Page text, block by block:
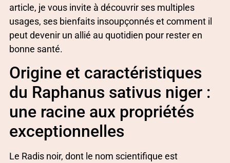
article, je vous invite à découvrir ses multiples
usages, ses bienfaits insoupçonnés et comment il
peut devenir un allié au quotidien pour rester en
bonne santé.
Origine et caractéristiques
du Raphanus sativus niger :
une racine aux propriétés
exceptionnelles
Le Radis noir, dont le nom scientifique est